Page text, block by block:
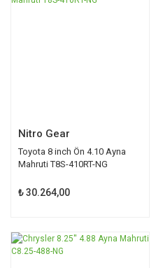
Nitro Gear
Toyota 8 inch Ön 4.10 Ayna
Mahruti T8S-410RT-NG
₺ 30.264,00